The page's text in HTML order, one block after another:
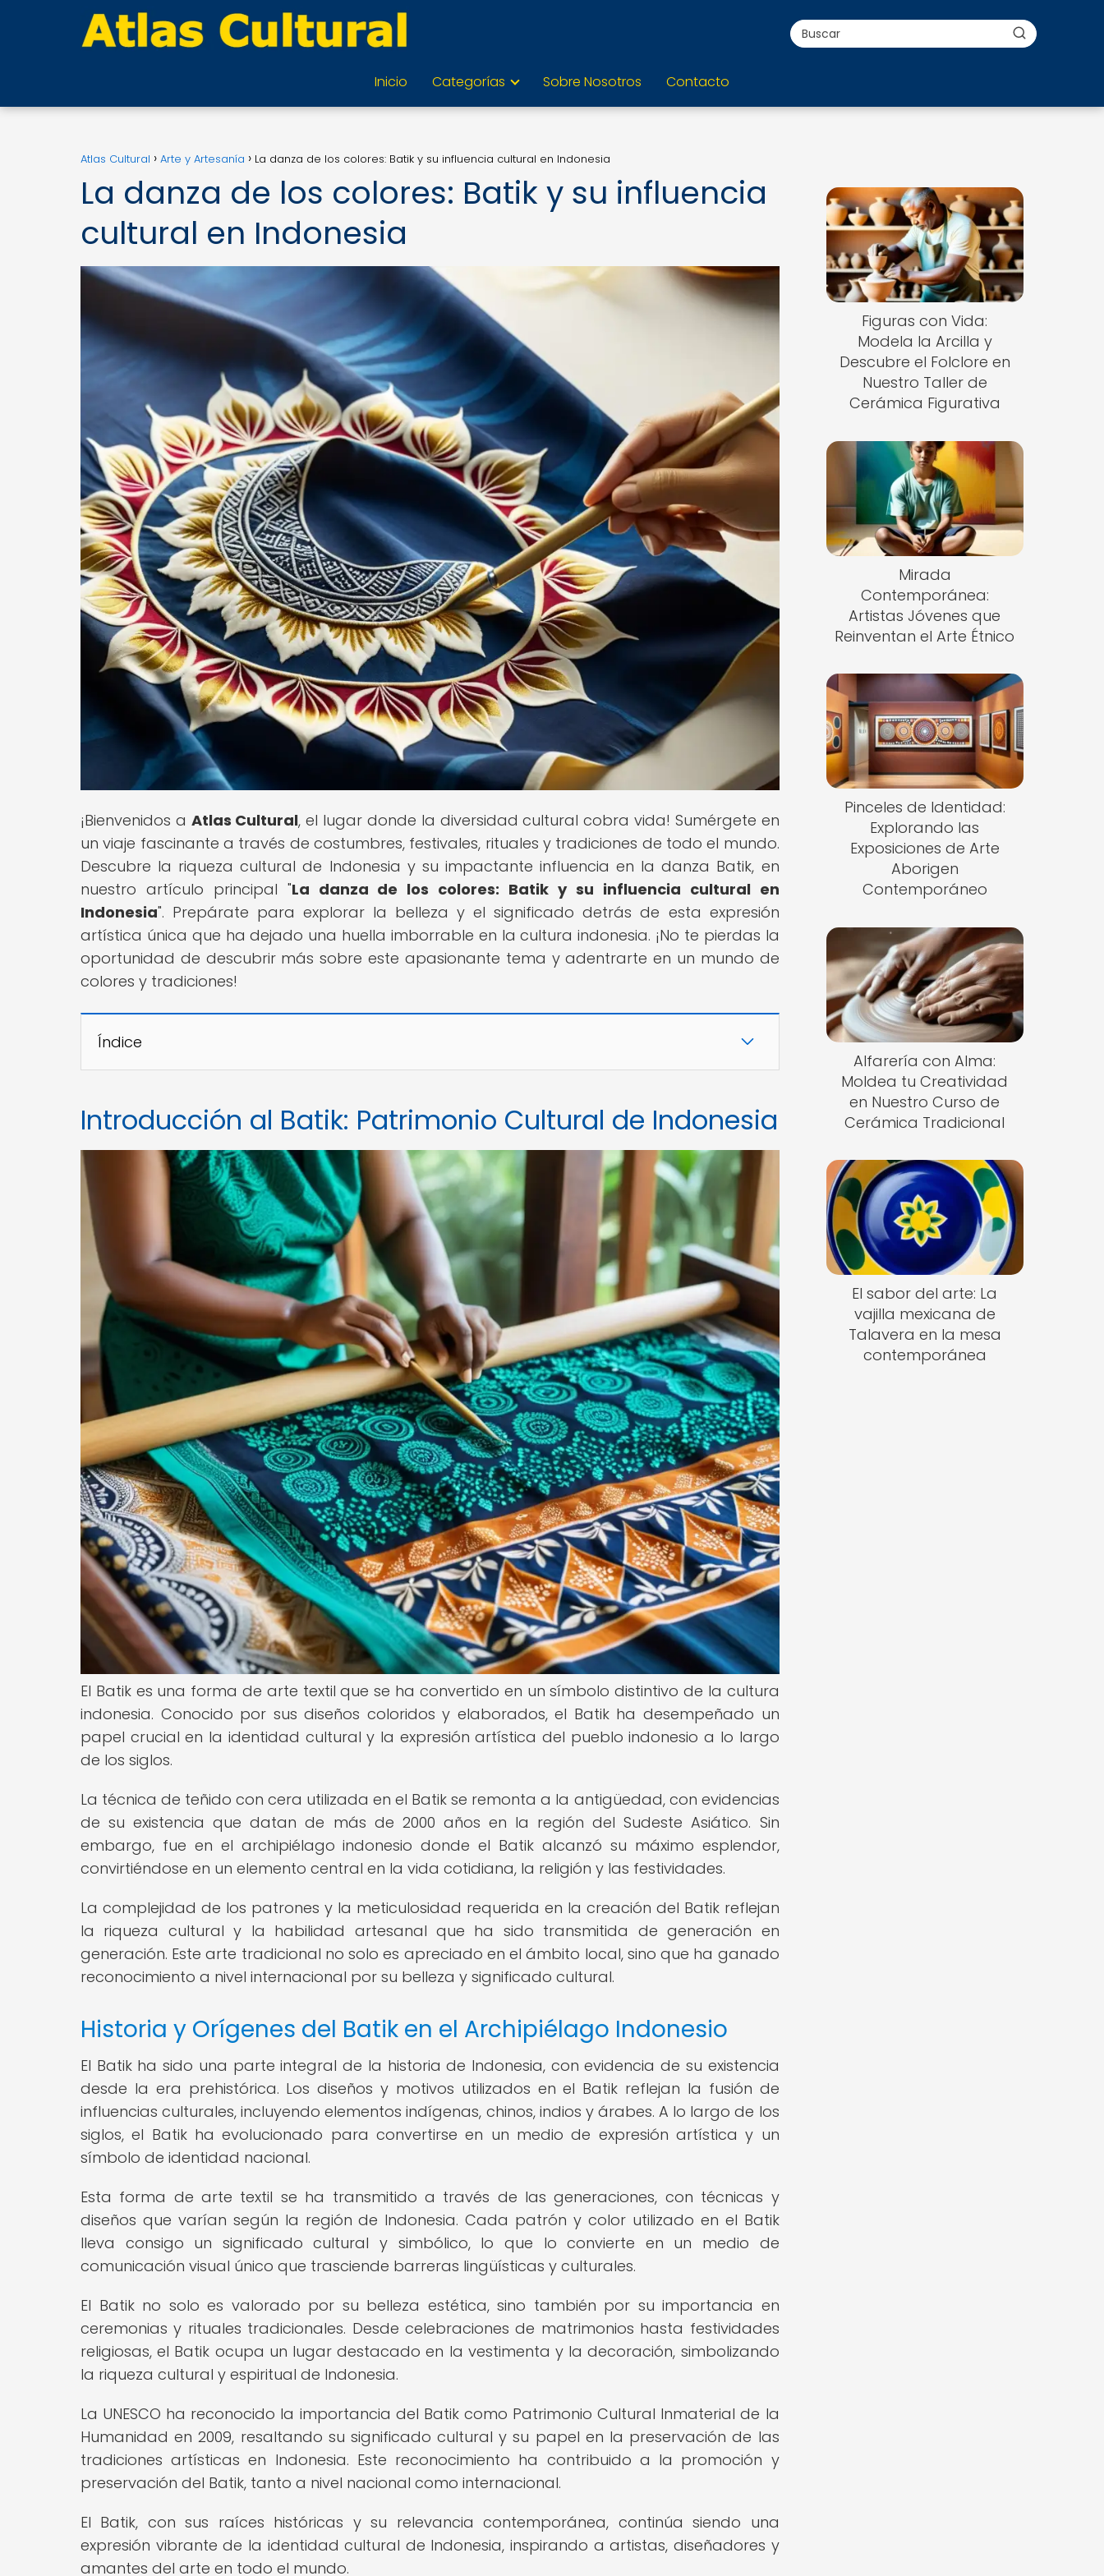
Inicio Categorías Sobre Nosotros Contacto
Atlas Cultural Arte y Artesanía La danza de los colores: Batik y su influencia cultural en Indonesia
La danza de los colores: Batik y su influencia
cultural en Indonesia
¡Bienvenidos a Atlas Cultural, el lugar donde la diversidad cultural cobra vida! Sumérgete en
un viaje fascinante a través de costumbres, festivales, rituales y tradiciones de todo el mundo.
Descubre la riqueza cultural de Indonesia y su impactante influencia en la danza Batik, en
nuestro artículo principal "La danza de los colores: Batik y su influencia cultural en
Indonesia". Prepárate para explorar la belleza y el significado detrás de esta expresión
artística única que ha dejado una huella imborrable en la cultura indonesia. ¡No te pierdas la
oportunidad de descubrir más sobre este apasionante tema y adentrarte en un mundo de
colores y tradiciones!
Índice
Introducción al Batik: Patrimonio Cultural de Indonesia
El Batik es una forma de arte textil que se ha convertido en un símbolo distintivo de la cultura
indonesia. Conocido por sus diseños coloridos y elaborados, el Batik ha desempeñado un
papel crucial en la identidad cultural y la expresión artística del pueblo indonesio a lo largo
de los siglos.
La técnica de teñido con cera utilizada en el Batik se remonta a la antigüedad, con evidencias
de su existencia que datan de más de 2000 años en la región del Sudeste Asiático. Sin
embargo, fue en el archipiélago indonesio donde el Batik alcanzó su máximo esplendor,
convirtiéndose en un elemento central en la vida cotidiana, la religión y las festividades.
La complejidad de los patrones y la meticulosidad requerida en la creación del Batik reflejan
la riqueza cultural y la habilidad artesanal que ha sido transmitida de generación en
generación. Este arte tradicional no solo es apreciado en el ámbito local, sino que ha ganado
reconocimiento a nivel internacional por su belleza y significado cultural.
Historia y Orígenes del Batik en el Archipiélago Indonesio
El Batik ha sido una parte integral de la historia de Indonesia, con evidencia de su existencia
desde la era prehistórica. Los diseños y motivos utilizados en el Batik reflejan la fusión de
influencias culturales, incluyendo elementos indígenas, chinos, indios y árabes. A lo largo de los
siglos, el Batik ha evolucionado para convertirse en un medio de expresión artística y un
símbolo de identidad nacional.
Esta forma de arte textil se ha transmitido a través de las generaciones, con técnicas y
diseños que varían según la región de Indonesia. Cada patrón y color utilizado en el Batik
lleva consigo un significado cultural y simbólico, lo que lo convierte en un medio de
comunicación visual único que trasciende barreras lingüísticas y culturales.
El Batik no solo es valorado por su belleza estética, sino también por su importancia en
ceremonias y rituales tradicionales. Desde celebraciones de matrimonios hasta festividades
religiosas, el Batik ocupa un lugar destacado en la vestimenta y la decoración, simbolizando
la riqueza cultural y espiritual de Indonesia.
La UNESCO ha reconocido la importancia del Batik como Patrimonio Cultural Inmaterial de la
Humanidad en 2009, resaltando su significado cultural y su papel en la preservación de las
tradiciones artísticas en Indonesia. Este reconocimiento ha contribuido a la promoción y
preservación del Batik, tanto a nivel nacional como internacional.
El Batik, con sus raíces históricas y su relevancia contemporánea, continúa siendo una
expresión vibrante de la identidad cultural de Indonesia, inspirando a artistas, diseñadores y
amantes del arte en todo el mundo.
Figuras con Vida:
Modela la Arcilla y
Descubre el Folclore en
Nuestro Taller de
Cerámica Figurativa
Mirada
Contemporánea:
Artistas Jóvenes que
Reinventan el Arte Étnico
Pinceles de Identidad:
Explorando las
Exposiciones de Arte
Aborigen
Contemporáneo
Alfarería con Alma:
Moldea tu Creatividad
en Nuestro Curso de
Cerámica Tradicional
El sabor del arte: La
vajilla mexicana de
Talavera en la mesa
contemporánea